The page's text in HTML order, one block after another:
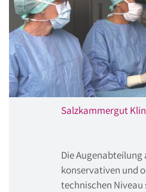
Salzkammergut
Die
konservativen und
technischen Niveau